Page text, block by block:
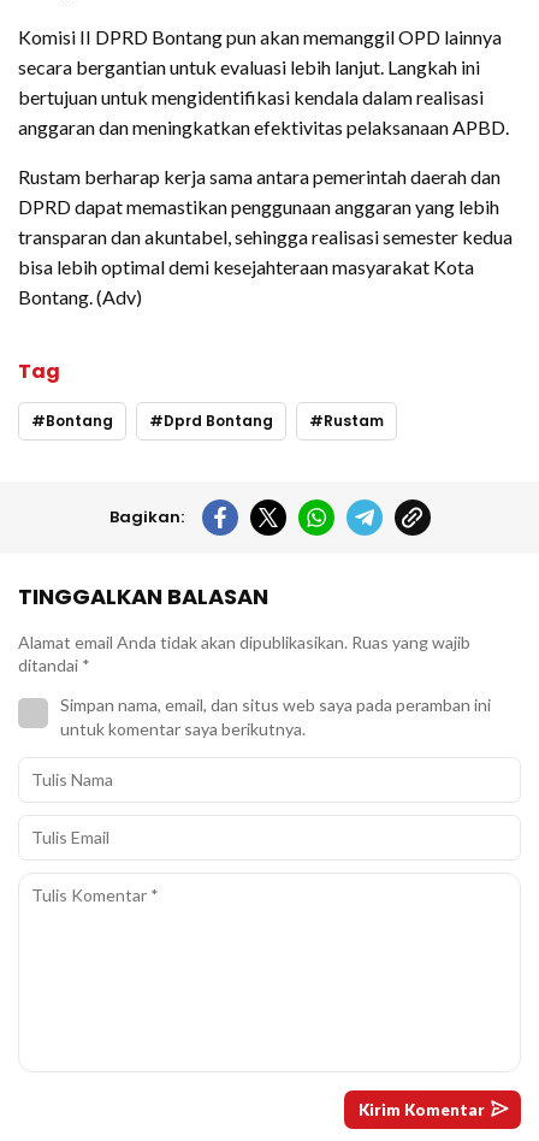
Komisi II DPRD Bontang pun akan memanggil OPD lainnya
secara bergantian untuk evaluasi lebih lanjut. Langkah ini
bertujuan untuk mengidentifikasi kendala dalam realisasi
anggaran dan meningkatkan efektivitas pelaksanaan APBD.
Rustam berharap kerja sama antara pemerintah daerah dan
DPRD dapat memastikan penggunaan anggaran yang lebih
transparan dan akuntabel, sehingga realisasi semester kedua
bisa lebih optimal demi kesejahteraan masyarakat Kota
Bontang. (Adv)
Tag
Bontang Dprd Bontang Rustam
Bagikan:
TINGGALKAN BALASAN
Alamat email Anda tidak akan dipublikasikan. Ruas yang wajib
ditandai *
Simpan nama, email, dan situs web saya pada peramban ini
untuk komentar saya berikutnya.